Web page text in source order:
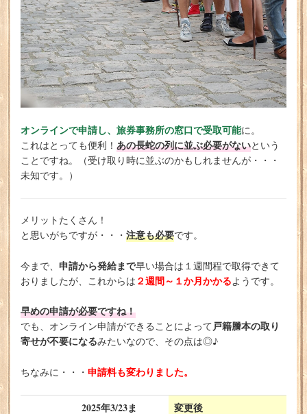
オンラインで申請し、旅券事務所の窓口で受取可能に。
これはとっても便利！ あの長蛇の列に並ぶ必要がないという
ことですね。（受け取り時に並ぶのかもしれませんが・・・
未知です。）
メリットたくさん！
と思いがちですが・・・ 注意も必要です。
今まで、 申請から発給まで早い場合は１週間程で取得できて
おりましたが、これからは ２週間～１か月かかるようです。
早めの申請が必要ですね！
でも、オンライン申請ができることによって戸籍謄本の取り
寄せが不要になるみたいなので、その点は◎♪
ちなみに・・・ 申請料も変わりました。
2025年3/23ま
変更後